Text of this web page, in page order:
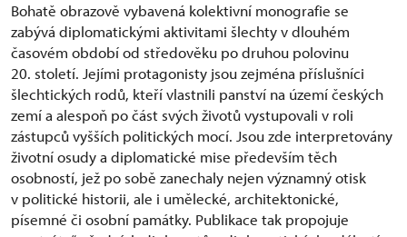
Bohatě obrazově vybavená kolektivní monografie se
zabývá diplomatickými aktivitami šlechty v dlouhém
časovém období od středověku po druhou polovinu
20. století. Jejími protagonisty jsou zejména příslušníci
šlechtických rodů, kteří vlastnili panství na území českých
zemí a alespoň po část svých životů vystupovali v roli
zástupců vyšších politických mocí. Jsou zde interpretovány
životní osudy a diplomatické mise především těch
osobností, jež po sobě zanechaly nejen významný otisk
v politické historii, ale i umělecké, architektonické,
písemné či osobní památky. Publikace tak propojuje